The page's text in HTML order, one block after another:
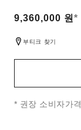
9,360,000 원 *
부티크 찾기
↩
* 권장 소비자가격